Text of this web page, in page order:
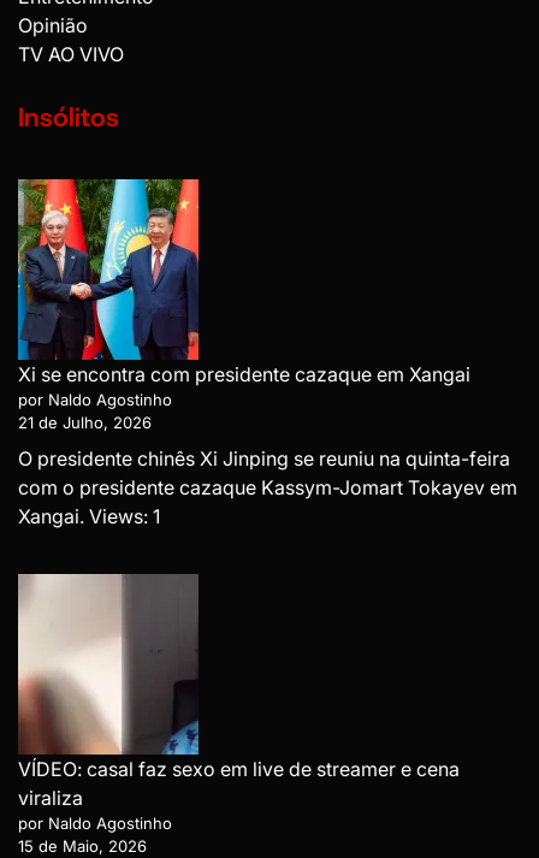
Opinião
TV AO VIVO
Insólitos
Xi se encontra com presidente cazaque em Xangai
por Naldo Agostinho
21 de Julho, 2026
O presidente chinês Xi Jinping se reuniu na quinta-feira
com o presidente cazaque Kassym-Jomart Tokayev em
Xangai. Views: 1
VÍDEO: casal faz sexo em live de streamer e cena
viraliza
por Naldo Agostinho
15 de Maio, 2026